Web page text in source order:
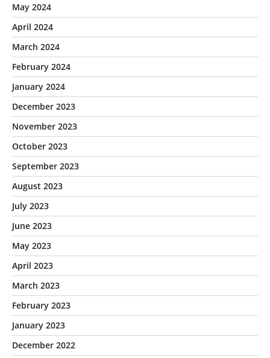
May 2024
April 2024
March 2024
February 2024
January 2024
December 2023
November 2023
October 2023
September 2023
August 2023
July 2023
June 2023
May 2023
April 2023
March 2023
February 2023
January 2023
December 2022